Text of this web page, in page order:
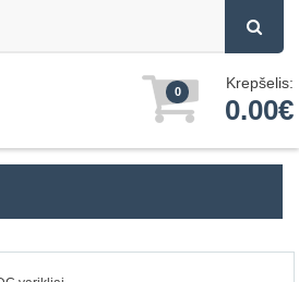
0 Krepšelis:
0.00€